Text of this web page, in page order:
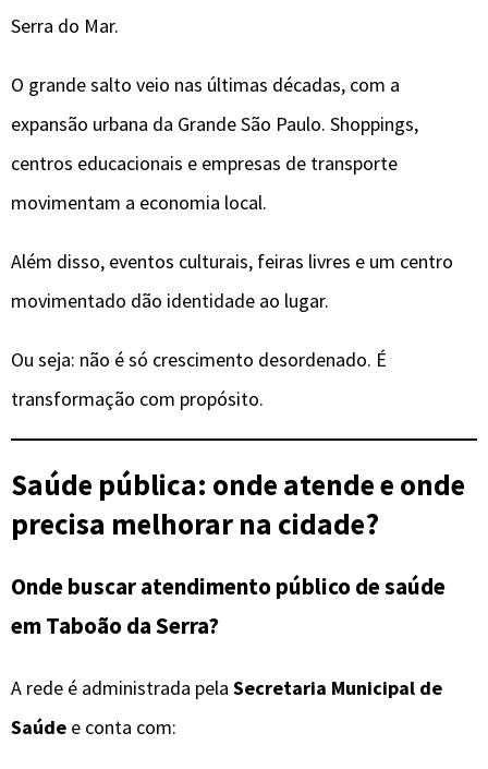
Serra do Mar.
O grande salto veio nas últimas décadas, com a
expansão urbana da Grande São Paulo. Shoppings,
centros educacionais e empresas de transporte
movimentam a economia local.
Além disso, eventos culturais, feiras livres e um centro
movimentado dão identidade ao lugar.
Ou seja: não é só crescimento desordenado. É
transformação com propósito.
Saúde pública: onde atende e onde
precisa melhorar na cidade?
Onde buscar atendimento público de saúde
em Taboão da Serra?
A rede é administrada pela Secretaria Municipal de
Saúde e conta com: